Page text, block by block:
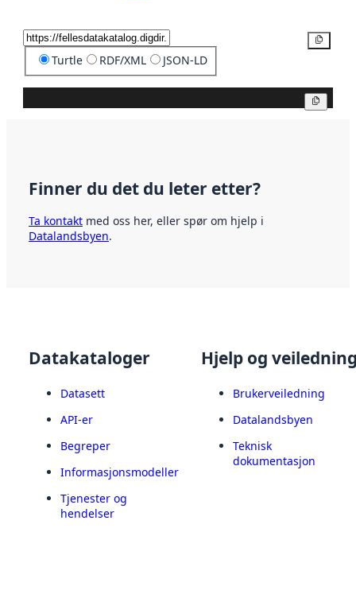
Turtle RDF/XML JSON-LD
Finner du det du leter etter?
Ta kontakt med oss her, eller spør om hjelp i
Datalandsbyen.
Datakataloger
Datasett
API-er
Begreper
Informasjonsmodeller
Tjenester og
hendelser
Hjelp og
Brukerveiledning
Datalandsbyen
Teknisk
dokumentasjon